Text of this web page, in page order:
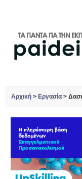
Αρχική > Εργασία >